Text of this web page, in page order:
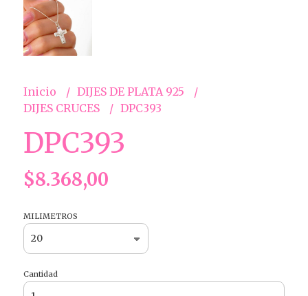
Inicio
DIJES DE PLATA 925
DIJES CRUCES
DPC393
DPC393
$8.368,00
MILIMETROS
Cantidad